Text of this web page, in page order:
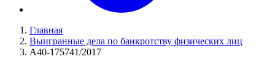
Главная
Выигранные дела по банкротству физических лиц
А40-175741/2017